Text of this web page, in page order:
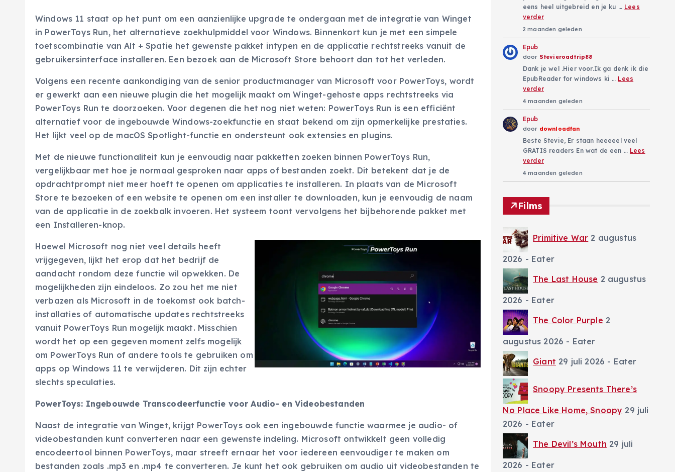
Windows 11 staat op het punt om een aanzienlijke upgrade te ondergaan met de integratie van Winget
in PowerToys Run, het alternatieve zoekhulpmiddel voor Windows. Binnenkort kun je met een simpele
toetscombinatie van Alt + Spatie het gewenste pakket intypen en de applicatie rechtstreeks vanuit de
gebruikersinterface installeren. Een bezoek aan de Microsoft Store behoort dan tot het verleden.
Volgens een recente aankondiging van de senior productmanager van Microsoft voor PowerToys, wordt
er gewerkt aan een nieuwe plugin die het mogelijk maakt om Winget-gehoste apps rechtstreeks via
PowerToys Run te doorzoeken. Voor degenen die het nog niet weten: PowerToys Run is een efficiënt
alternatief voor de ingebouwde Windows-zoekfunctie en staat bekend om zijn opmerkelijke prestaties.
Het lijkt veel op de macOS Spotlight-functie en ondersteunt ook extensies en plugins.
Met de nieuwe functionaliteit kun je eenvoudig naar pakketten zoeken binnen PowerToys Run,
vergelijkbaar met hoe je normaal gesproken naar apps of bestanden zoekt. Dit betekent dat je de
opdrachtprompt niet meer hoeft te openen om applicaties te installeren. In plaats van de Microsoft
Store te bezoeken of een website te openen om een installer te downloaden, kun je eenvoudig de naam
van de applicatie in de zoekbalk invoeren. Het systeem toont vervolgens het bijbehorende pakket met
een Installeren-knop.
Hoewel Microsoft nog niet veel details heeft
vrijgegeven, lijkt het erop dat het bedrijf de
aandacht rondom deze functie wil opwekken. De
mogelijkheden zijn eindeloos. Zo zou het me niet
verbazen als Microsoft in de toekomst ook batch-
installaties of automatische updates rechtstreeks
vanuit PowerToys Run mogelijk maakt. Misschien
wordt het op een gegeven moment zelfs mogelijk
om PowerToys Run of andere tools te gebruiken om
apps op Windows 11 te verwijderen. Dit zijn echter
slechts speculaties.
PowerToys: Ingebouwde Transcodeerfunctie voor Audio- en Videobestanden
Naast de integratie van Winget, krijgt PowerToys ook een ingebouwde functie waarmee je audio- of
videobestanden kunt converteren naar een gewenste indeling. Microsoft ontwikkelt geen volledig
encodeertool binnen PowerToys, maar streeft ernaar het voor iedereen eenvoudiger te maken om
bestanden zoals .mp3 en .mp4 te converteren. Je kunt het ook gebruiken om audio uit videobestanden te
eens heel uitgebreid en je ku … Lees
verder
2 maanden geleden
Epub
door Stevieroadtrip88
Dank je wel .Hier voor.Ik ga denk ik die
EpubReader for windows ki … Lees
verder
4 maanden geleden
Epub
door downloadfan
Beste Stevie, Er staan heeeeel veel
GRATIS readers En wat de een … Lees
verder
4 maanden geleden
Films
Primitive War 2 augustus
2026 - Eater
The Last House 2 augustus
2026 - Eater
The Color Purple 2
augustus 2026 - Eater
Giant 29 juli 2026 - Eater
Snoopy Presents There’s
No Place Like Home, Snoopy 29 juli
2026 - Eater
The Devil’s Mouth 29 juli
2026 - Eater